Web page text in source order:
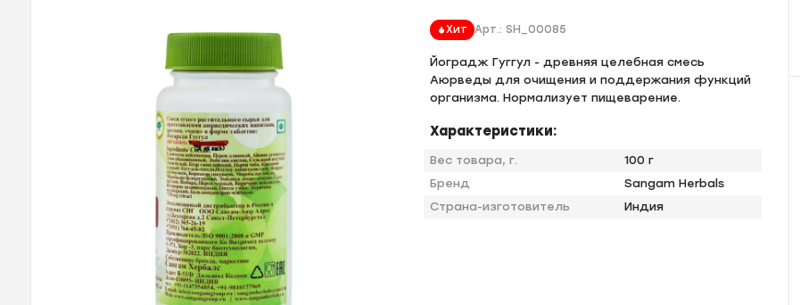
Хит Арт.:SH_00085
Йоградж Гуггул - древняя целебная смесь
Аюрведы для очищения и поддержания функций
организма. Нормализует пищеварение.
Характеристики:
Вес товара, г.
100 г
Бренд
Sangam Herbals
Страна-изготовитель
Индия